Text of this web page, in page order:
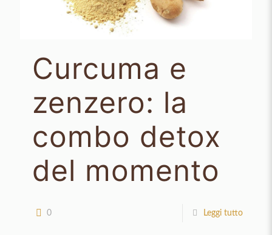
Curcuma e
zenzero: la
combo detox
del momento
0 Leggi tutto